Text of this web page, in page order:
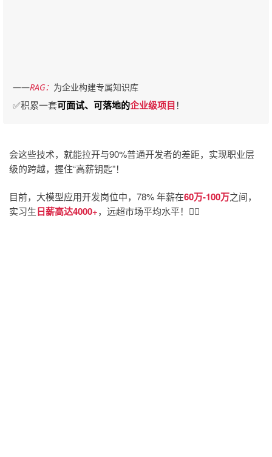
——RAG： 为企业构建专属知识库
✅积累一套可面试、可落地的企业级项目 ！
会这些技术，就能拉开与90%普通开发者的差距，实现职业层
级的跨越，握住“高薪钥匙”！
目前，大模型应用开发岗位中，78% 年薪在60万-100万之间，
实习生日薪高达4000+，远超市场平均水平！👇🏻